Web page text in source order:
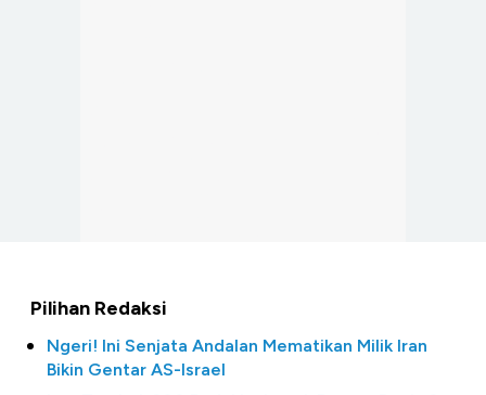
Pilihan Redaksi
Ngeri! Ini Senjata Andalan Mematikan Milik Iran
Bikin Gentar AS-Israel